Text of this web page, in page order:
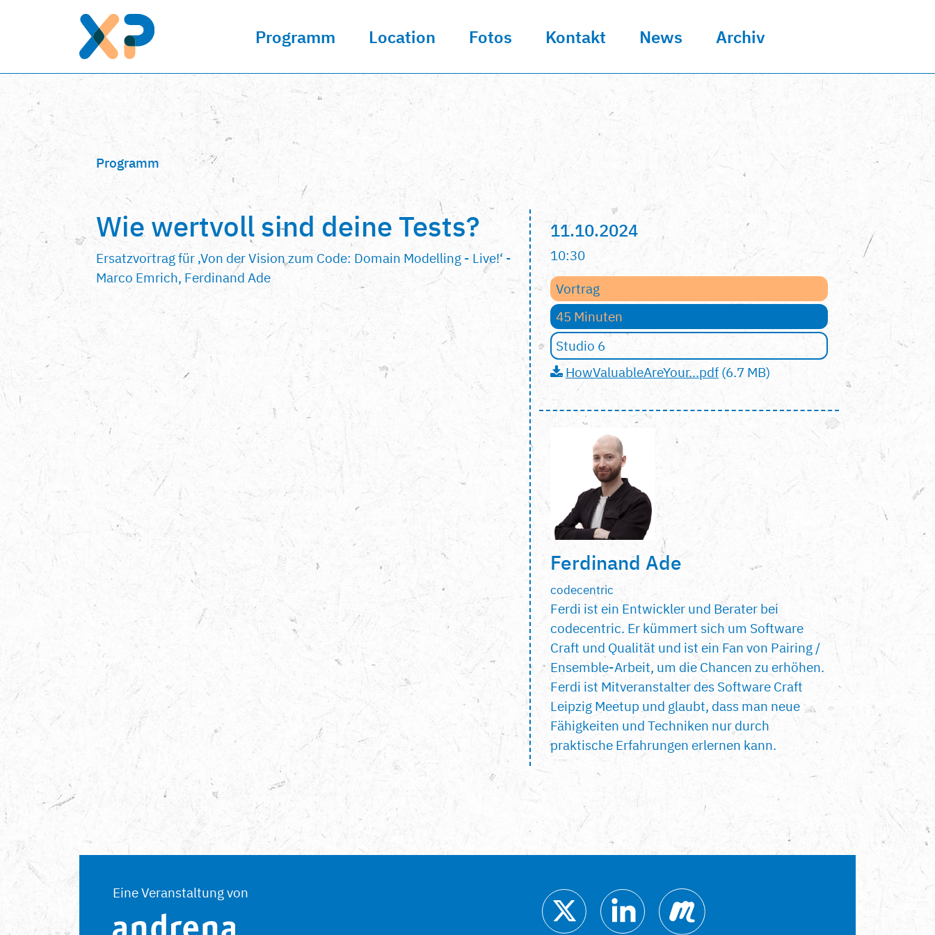
Programm Location Fotos Kontakt News Archiv
Programm
Wie wertvoll sind deine Tests?
Ersatzvortrag für ‚Von der Vision zum Code: Domain Modelling - Live!‘ -
Marco Emrich, Ferdinand Ade
11.10.2024
10:30
Vortrag
45 Minuten
Studio 6
HowValuableAreYour...pdf (6.7 MB)
Ferdinand Ade
codecentric
Ferdi ist ein Entwickler und Berater bei
codecentric. Er kümmert sich um Software
Craft und Qualität und ist ein Fan von Pairing /
Ensemble-Arbeit, um die Chancen zu erhöhen.
Ferdi ist Mitveranstalter des Software Craft
Leipzig Meetup und glaubt, dass man neue
Fähigkeiten und Techniken nur durch
praktische Erfahrungen erlernen kann.
Eine Veranstaltung von